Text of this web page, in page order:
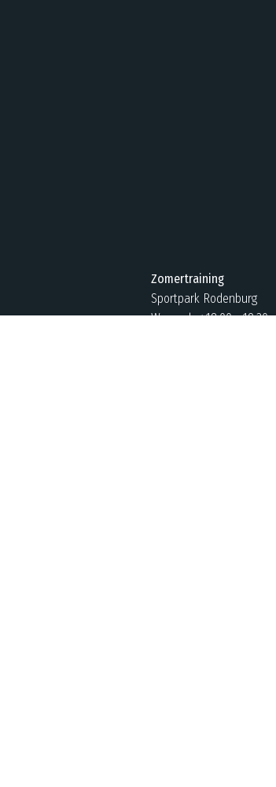
Zomertraining
Sportpark Rodenburg
Woensdag 18:00 - 19:30